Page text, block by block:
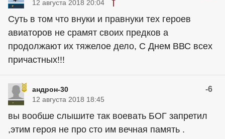
12 августа 2018 20:04
Cуть в том что внуки и правнуки тех героев
авиаторов не срамят своих предков а
продолжают их тяжелое дело, С Днем ВВС всех
причастных!!!
андрон-30 -6
12 августа 2018 18:45
вы вообше слышите так воевать БОГ запретил
,этим героя не про сто им вечная память .